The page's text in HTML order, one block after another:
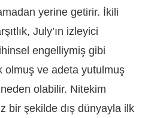
yerine getirir. İkili
July’ın izleyici
engelliymiş gibi
olmuş ve adeta yutulmuş
olabilir. Nitekim
bir şekilde dış dünyayla ilk